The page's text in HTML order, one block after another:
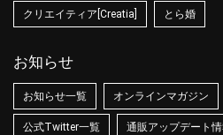
クリエイティア[Creatia] とら婚
お知らせ
お知らせ一覧 オンラインマガジン
公式Twitter一覧 通販アップデート